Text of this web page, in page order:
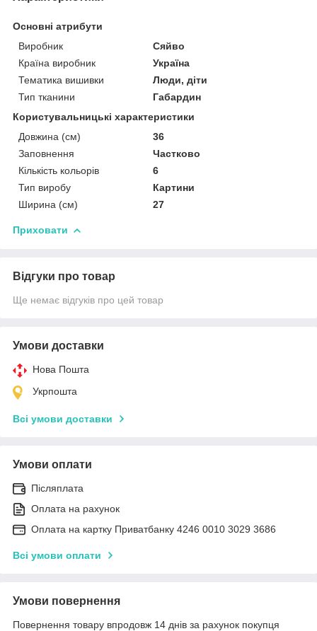
Основні атрибути
Виробник
Сяйво
Країна виробник
Україна
Тематика вишивки
Люди, діти
Тип тканини
Габардин
Користувальницькі характеристики
Довжина (см)
36
Заповнення
Частково
Кількість кольорів
6
Тип виробу
Картини
Ширина (см)
27
Приховати
Відгуки про товар
Ще немає відгуків про цей товар
Умови доставки
Нова Пошта
Укрпошта
Всі умови доставки
Умови оплати
Післяплата
Оплата на рахунок
Оплата на картку Приватбанку 4246 0010 3029 3686
Всі умови оплати
Умови повернення
Повернення товару впродовж 14 днів за рахунок покупця